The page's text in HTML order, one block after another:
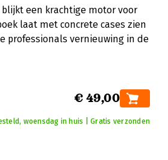
een krachtige motor voor
laat met concrete cases zien
professionals vernieuwing in de
€ 49,00
woensdag in huis | Gratis verzonden